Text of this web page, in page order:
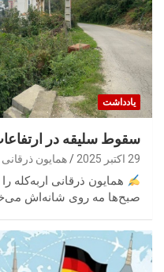
یادداشت
سقوط سلیقه در
29 اکتبر 2025 همایون ذرقانی
همایون ذرقانی اربه‌کله
صبح‌ها مه روی شانه‌اش